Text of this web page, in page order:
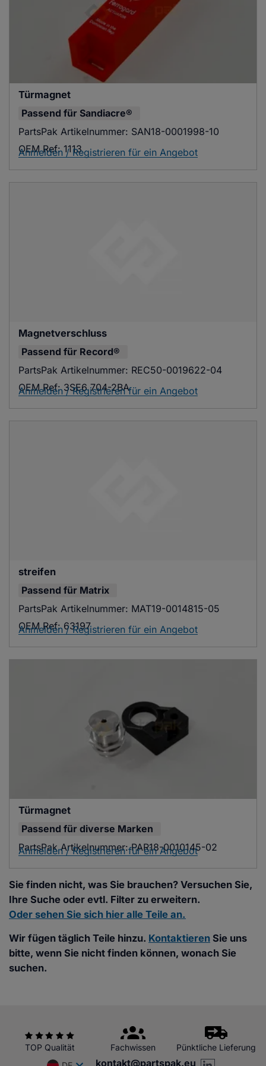
Türmagnet
Passend für Sandiacre®
PartsPak Artikelnummer: SAN18-0001998-10
OEM Ref: 1113
Anmelden / Registrieren für ein Angebot
Magnetverschluss
Passend für Record®
PartsPak Artikelnummer: REC50-0019622-04
OEM Ref: 3SE6 704-2BA
Anmelden / Registrieren für ein Angebot
streifen
Passend für Matrix
PartsPak Artikelnummer: MAT19-0014815-05
OEM Ref: 63197
Anmelden / Registrieren für ein Angebot
Türmagnet
Passend für diverse Marken
PartsPak Artikelnummer:PAR18-0010145-02
Anmelden / Registrieren für ein Angebot
Sie finden nicht, was Sie brauchen? Versuchen Sie,
Ihre Suche oder evtl. Filter zu erweitern.
Oder sehen Sie sich hier alle Teile an.
Wir fügen täglich Teile hinzu. Kontaktieren Sie uns
bitte, wenn Sie nicht finden können, wonach Sie
suchen.
TOP Qualität Fachwissen
Pünktliche Lieferung
kontakt@partspak.eu